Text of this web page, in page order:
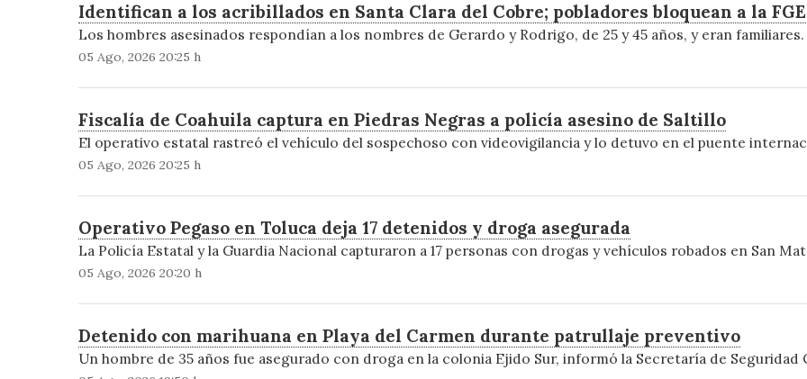
Identifican a los acribillados en Santa Clara del Cobre; pobladores bloquean a la FGE
Los hombres asesinados respondían a los nombres de Gerardo y Rodrigo, de 25 y 45 años, y eran familiares.
05 Ago, 2026 20:25 h
Fiscalía de Coahuila captura en Piedras Negras a policía asesino de Saltillo
El operativo estatal rastreó el vehículo del sospechoso con videovigilancia y lo detuvo en el puente
05 Ago, 2026 20:25 h
Operativo Pegaso en Toluca deja 17 detenidos y droga asegurada
La Policía Estatal y la Guardia Nacional capturaron a 17 personas con drogas y vehículos robados en San
05 Ago, 2026 20:20 h
Detenido con marihuana en Playa del Carmen durante patrullaje preventivo
Un hombre de 35 años fue asegurado con droga en la colonia Ejido Sur, informó la Secretaría de Seguridad